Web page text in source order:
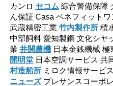
カンロ セコム 綜合警備保障
ん保証 Casa ベネフィットワ
武蔵精密工業 竹内製作所 積
中部飼料 愛知製鋼 文化シヤ
業 井関農機 日本金銭機械
開明堂 日本空調サービス 共
村造船所 ミロク情報サービ
ニューズプレサンスコーポ